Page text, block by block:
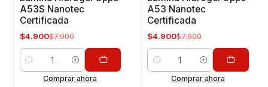
A53S Nanotec
Certificada
$4.900$7.900
Cantidad
Comprar ahora
A53 Nanotec
Certificada
$4.900$7.900
Cantidad
Comprar ahora